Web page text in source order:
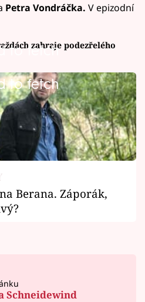
Petra Vondráčka. V epizodní
to fetch
zahraje podezřelého
to fetch
Berana. Záporák,
Schneidewind